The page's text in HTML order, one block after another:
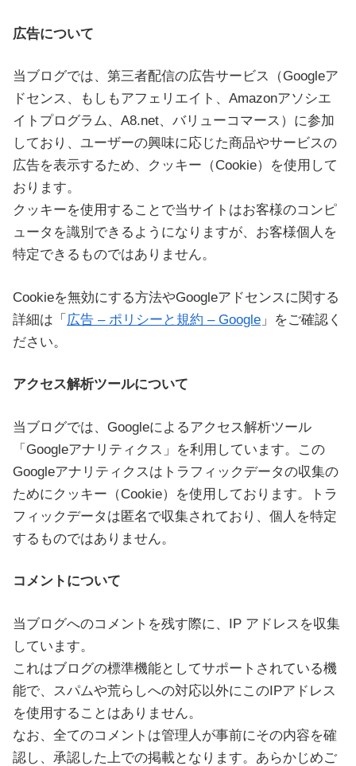
広告について
当ブログでは、第三者配信の広告サービス（Googleア
ドセンス、もしもアフェリエイト、Amazonアソシエ
イトプログラム、A8.net、バリューコマース）に参加
しており、ユーザーの興味に応じた商品やサービスの
広告を表示するため、クッキー（Cookie）を使用して
おります。
クッキーを使用することで当サイトはお客様のコンピ
ュータを識別できるようになりますが、お客様個人を
特定できるものではありません。
Cookieを無効にする方法やGoogleアドセンスに関する
詳細は「 広告 – ポリシーと規約 – Google 」をご確認く
ださい。
アクセス解析ツールについて
当ブログでは、Googleによるアクセス解析ツール
「Googleアナリティクス」を利用しています。この
Googleアナリティクスはトラフィックデータの収集の
ためにクッキー（Cookie）を使用しております。トラ
フィックデータは匿名で収集されており、個人を特定
するものではありません。
コメントについて
当ブログへのコメントを残す際に、IP アドレスを収集
しています。
これはブログの標準機能としてサポートされている機
能で、スパムや荒らしへの対応以外にこのIPアドレス
を使用することはありません。
なお、全てのコメントは管理人が事前にその内容を確
認し、承認した上での掲載となります。あらかじめご